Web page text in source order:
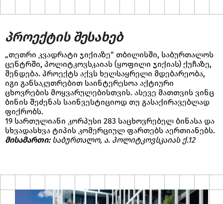
პროექტის შესახებ
„თეთრი კვადრატი ჯიქიაზე“ თბილისში, საბურთალოს
ცენტრში, პოლიტკოვსკაიას (ყოფილი ჯიქიას) ქუჩაზე,
შენდება. პროექტს აქვს ხელსაყრელი მდებარეობა,
იგი განსაკუთრებით საინტერესოა აქტიური
ცხოვრების მოყვარულებისთვის. ასევე მათთვის ვინც
ბინის შეძენას საინვესტიციოდ თუ გასაქირავებლად
ფიქრობს.
19 სართულიანი კორპუსი 283 საცხოვრებელ ბინასა და
სხვადასხვა ტიპის კომერციულ ფართებს აერთიანებს.
მისამართი:საბურთალო, ა. პოლიტკოვსკაიას ქ.12